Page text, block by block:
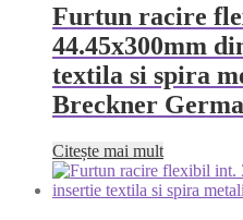
Furtun racire
44.45x300mm
textila si spira
Breckner
Citește mai mult